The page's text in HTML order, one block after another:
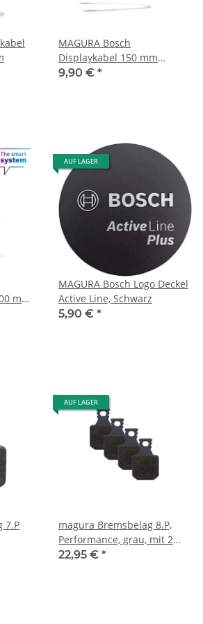
MAGURA Bosch
Displaykabel 150 mm
(BCH3611_150)
9,90 € *
mm
AUF LAGER
MAGURA Bosch Logo Deckel
Active Line, Schwarz
5,90 € *
7.P
Paar
AUF LAGER
magura Bremsbelag 8.P,
Performance, grau, mit 2
Belaghalteschrauben, MT-
22,95 € *